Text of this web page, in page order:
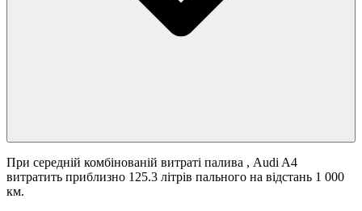
При середній комбінованій витраті палива , Audi A4
витратить приблизно 125.3 літрів пального на відстань 1 000
км.